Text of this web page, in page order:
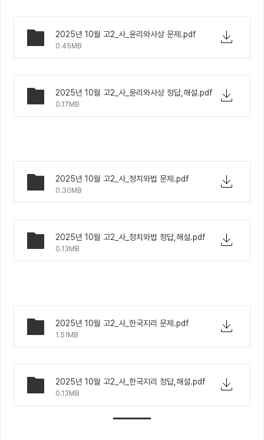
2025년 10월 고2_사_윤리와사상 문제.pdf
0.45MB
2025년 10월 고2_사_윤리와사상 정답,해설.pdf
0.17MB
2025년 10월 고2_사_정치와법 문제.pdf
0.30MB
2025년 10월 고2_사_정치와법 정답,해설.pdf
0.13MB
2025년 10월 고2_사_한국지리 문제.pdf
1.51MB
2025년 10월 고2_사_한국지리 정답,해설.pdf
0.13MB